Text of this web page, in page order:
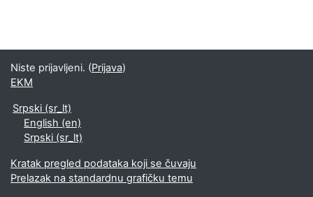
Niste prijavljeni. (Prijava)
EKM
Srpski ‎(sr_lt)‎
English ‎(en)‎
Srpski ‎(sr_lt)‎
Kratak pregled podataka koji se čuvaju
Prelazak na standardnu grafičku temu